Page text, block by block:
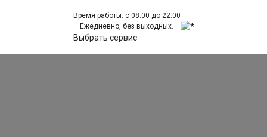
Время работы: с 08:00 до 22:00
Ежедневно, без выходных.
Выбрать сервис